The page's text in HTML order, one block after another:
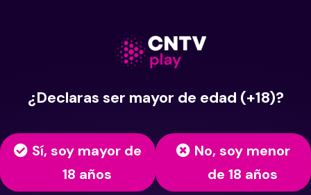
¿Declaras ser mayor de edad (+18)?
Sí, soy mayor de
18 años
No, soy menor
de 18 años